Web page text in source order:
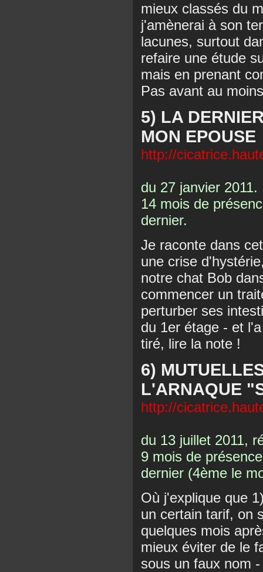
mieux classés du
j'amènerai à son
lacunes, surtout
refaire une étude
mais en prenant
Pas avant au
5) LA
MON EPOUSE
http://
du 27 janvier 2011.
14 mois de
dernier.
Je raconte dans
une crise
notre chat Bob
commencer un
perturber ses
du 1er étage - et
tiré, lire la note !
6)
L'ARNAQUE
http://
du 13 juillet 2011,
9 mois de
dernier (4ème le
Où j'explique que
un certain tarif, on
quelques mois
mieux éviter de le
sous un faux nom